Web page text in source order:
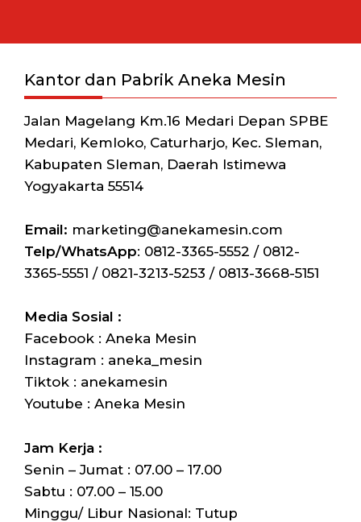
Kantor dan Pabrik Aneka Mesin
Jalan Magelang Km.16 Medari Depan SPBE
Medari, Kemloko, Caturharjo, Kec. Sleman,
Kabupaten Sleman, Daerah Istimewa
Yogyakarta 55514
Email: marketing@anekamesin.com
Telp/WhatsApp: 0812-3365-5552 / 0812-
3365-5551 / 0821-3213-5253 / 0813-3668-5151
Media Sosial :
Facebook : Aneka Mesin
Instagram : aneka_mesin
Tiktok : anekamesin
Youtube : Aneka Mesin
Jam Kerja :
Senin – Jumat : 07.00 – 17.00
Sabtu : 07.00 – 15.00
Minggu/ Libur Nasional: Tutup